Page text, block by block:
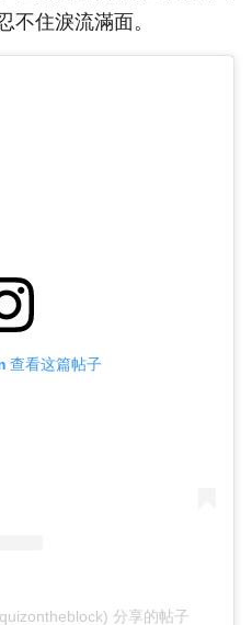
不住淚流滿面。
查看这篇帖子
分享的帖子